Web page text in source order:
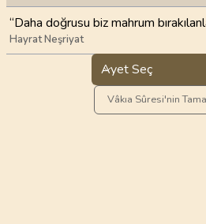
“Daha doğrusu biz mahrum
Hayrat Neşriyat
Ayet Seç
Vâkıa Sûresi'nin